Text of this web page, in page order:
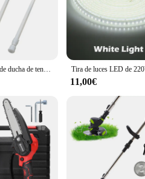
Barra de cortina de ducha de tensión ajustable, poste telescópico ligero para puerta de bañera
11,00€